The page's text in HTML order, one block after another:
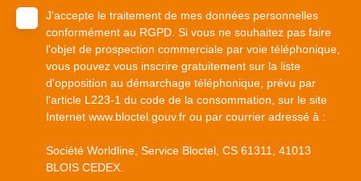
J'accepte le traitement de mes données personnelles
conformément au RGPD. Si vous ne souhaitez pas faire
l'objet de prospection commerciale par voie téléphonique,
vous pouvez vous inscrire gratuitement sur la liste
d'opposition au démarchage téléphonique, prévu par
l'article L223-1 du code de la consommation, sur le site
Internet www.bloctel.gouv.fr ou par courrier adressé à :
Société Worldline, Service Bloctel, CS 61311, 41013
BLOIS CEDEX.